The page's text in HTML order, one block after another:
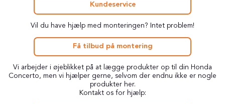
Kundeservice
Vil du have hjælp med monteringen? Intet problem!
Få tilbud på montering
Vi arbejder i øjeblikket på at lægge produkter op til din Honda
Concerto, men vi hjælper gerne, selvom der endnu ikke er nogle
produkter her.
Kontakt os for hjælp: